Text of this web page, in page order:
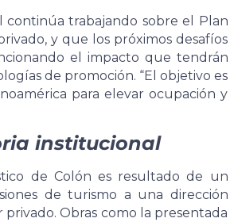
trabajando sobre el Plan
y que los próximos desafíos
el impacto que tendrán
de promoción. “El objetivo es
para elevar ocupación y
institucional
de Colón es resultado de un
de turismo a una dirección
Obras como la presentada